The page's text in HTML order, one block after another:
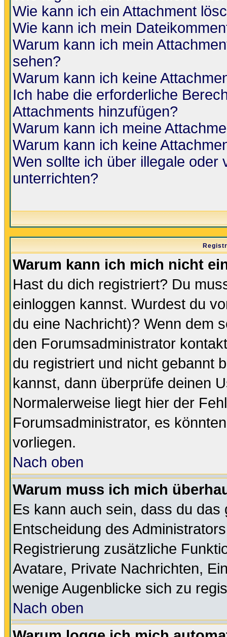
Wie kann ich ein Attachment
Wie kann ich mein
Warum kann ich mein
sehen?
Warum kann ich keine
Ich habe die erforderliche
Attachments hinzufügen?
Warum kann ich meine
Warum kann ich keine
Wen sollte ich über illegale oder
unterrichten?
Warum kann ich mich nicht
Hast du dich registriert? Du
einloggen kannst. Wurdest du
du eine Nachricht)? Wenn dem
den Forumsadministrator
du registriert und nicht gebannt
kannst, dann überprüfe deinen
Normalerweise liegt hier der
Forumsadministrator, es
vorliegen.
Nach oben
Warum muss ich mich
Es kann auch sein, dass du
Entscheidung des
Registrierung zusätzliche
Avatare, Private Nachrichten,
wenige Augenblicke sich zu
Nach oben